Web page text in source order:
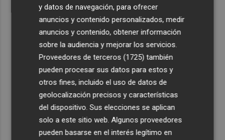
Recibe toda la actualidad de
Plaza Podcast en tu correo
Quiero suscribirme
y datos de navegación, para ofrecer
anuncios y contenido personalizados, medir
anuncios y contenido, obtener información
sobre la audiencia y mejorar los servicios.
Proveedores de terceros (1725) también
pueden procesar sus datos para estos y
otros fines, incluido el uso de datos de
geolocalización precisos y características
del dispositivo. Sus elecciones se aplican
solo a este sitio web. Algunos proveedores
pueden basarse en el interés legítimo en